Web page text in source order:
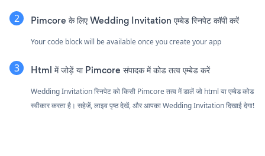
Pimcore के लिए Wedding Invitation एम्बेड स्निपेट कॉपी करें
Your code block will be available once you create your app
Html में जोड़ें या Pimcore संपादक में कोड तत्व एम्बेड करें
Wedding Invitation स्निपेट को किसी Pimcore तत्व में डालें जो html या एम्बेड कोड
स्वीकार करता है। सहेजें, लाइव पृष्ठ देखें, और आपका Wedding Invitation दिखाई देगा!